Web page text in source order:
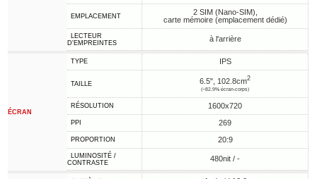
EMPLACEMENT
2 SIM (Nano-SIM),
carte mémoire (emplacement dédié)
LECTEUR
D'EMPREINTES
à l'arrière
ÉCRAN
TYPE IPS
TAILLE 6.5", 102.8cm2
(~82.9% écran-corps)
RÉSOLUTION 1600x720
PPI 269
PROPORTION 20:9
LUMINOSITÉ /
CONTRASTE
480nit / -